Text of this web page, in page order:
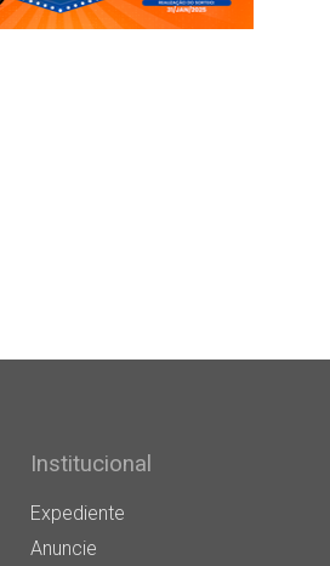
Institucional
Expediente
Anuncie